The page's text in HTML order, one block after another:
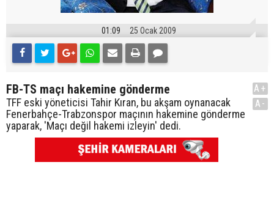
01:09 25 Ocak 2009
FB-TS maçı hakemine gönderme
TFF eski yöneticisi Tahir Kıran, bu akşam oynanacak
Fenerbahçe-Trabzonspor maçının hakemine gönderme
yaparak, 'Maçı değil hakemi izleyin' dedi.
A+
A-